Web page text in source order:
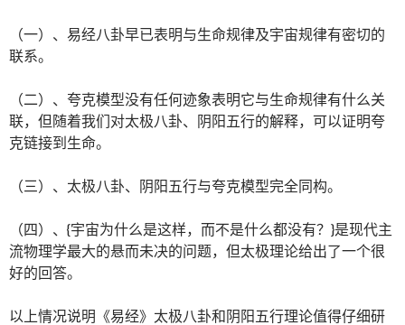
（一）、易经八卦早已表明与生命规律及宇宙规律有密切的
联系。
（二）、夸克模型没有任何迹象表明它与生命规律有什么关
联，但随着我们对太极八卦、阴阳五行的解释，可以证明夸
克链接到生命。
（三）、太极八卦、阴阳五行与夸克模型完全同构。
（四）、{宇宙为什么是这样，而不是什么都没有？}是现代主
流物理学最大的悬而未决的问题，但太极理论给出了一个很
好的回答。
以上情况说明《易经》太极八卦和阴阳五行理论值得仔细研